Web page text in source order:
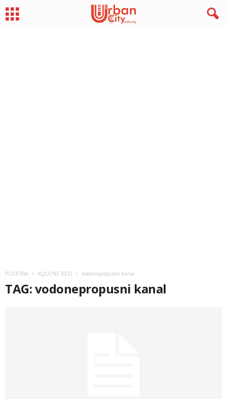
POČETNA KLJUČNE REČI Vodonepropusni kanal
TAG: vodonepropusni kanal